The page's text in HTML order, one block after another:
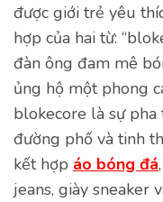
được giới trẻ yêu
hợp của hai từ:
đàn ông đam mê
ủng hộ một phong
blokecore là sự
đường phố và tinh
kết hợp áo bóng đá
jeans, giày sneaker